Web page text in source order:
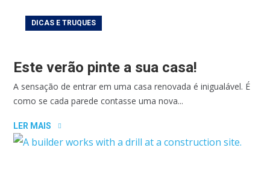
DICAS E TRUQUES
Este verão pinte a sua casa!
A sensação de entrar em uma casa renovada é inigualável. É
como se cada parede contasse uma nova...
LER MAIS